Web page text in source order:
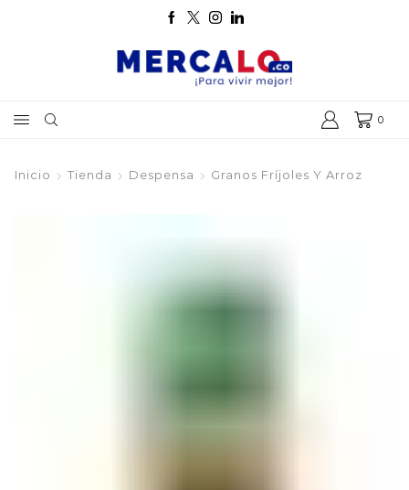
0
Inicio Tienda Despensa Granos Fríjoles Y Arroz